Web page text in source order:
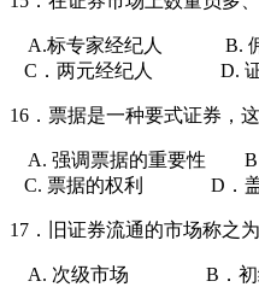
A.标专家经纪人
B.
C．两元经纪人
D.
16．票据是一种要式证券，
A. 强调票据的重要性
C. 票据的权利
D．
17．旧证券流通的市场称之
A. 次级市场
B．